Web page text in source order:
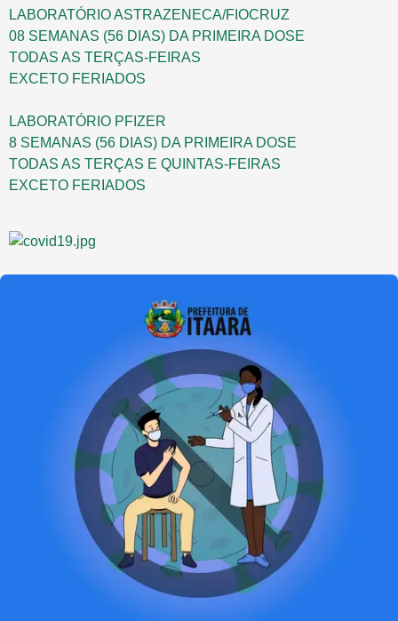
LABORATÓRIO ASTRAZENECA/FIOCRUZ
08 SEMANAS (56 DIAS) DA PRIMEIRA DOSE
TODAS AS TERÇAS-FEIRAS
EXCETO FERIADOS
LABORATÓRIO PFIZER
8 SEMANAS (56 DIAS) DA PRIMEIRA DOSE
TODAS AS TERÇAS E QUINTAS-FEIRAS
EXCETO FERIADOS